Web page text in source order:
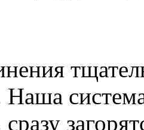
сразу